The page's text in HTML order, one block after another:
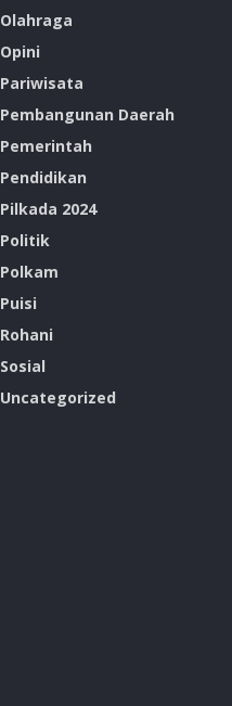
Olahraga
Opini
Pariwisata
Pembangunan Daerah
Pemerintah
Pendidikan
Pilkada 2024
Politik
Polkam
Puisi
Rohani
Sosial
Uncategorized